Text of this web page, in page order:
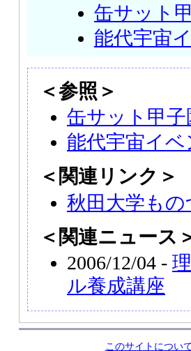
缶サット
能代宇宙
＜参照＞
缶サット甲子
能代宇宙イベ
＜関連リンク＞
秋田大学も
＜関連ニュース
2006/12/04 -
ル養成講座
このサイトについ